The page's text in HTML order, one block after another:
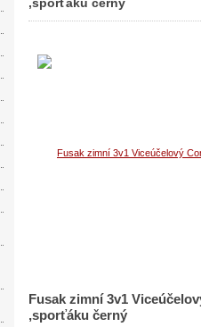
,sporťáku černý
Fusak zimní 3v1
,sporťáku černý